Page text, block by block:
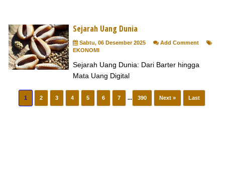
Sejarah Uang Dunia
Sabtu, 06 Desember 2025
Add Comment
EKONOMI
Sejarah Uang Dunia: Dari Barter hingga
Mata Uang Digital
1 2 3 4 5 6 7 ... 390 Next » Last